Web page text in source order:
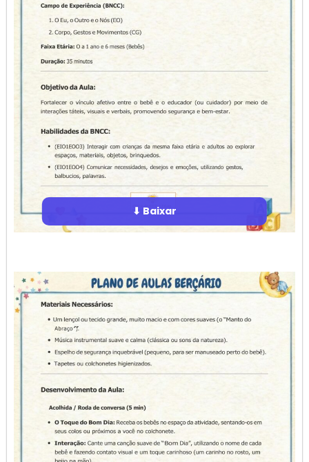
⬇ Baixar